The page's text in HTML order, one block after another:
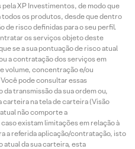
XP Investimentos, de modo que
os produtos, desde que dentro
de risco definidas para o seu perfil.
os serviços objeto deste
se a sua pontuação de risco atual
a contratação dos serviços em
volume, concentração e/ou
pode consultar essas
transmissão da sua ordem ou,
carteira na tela de carteira (Visão
não comporte a
existam limitações em relação à
a referida aplicação/contratação, isto
atual da sua carteira, esta